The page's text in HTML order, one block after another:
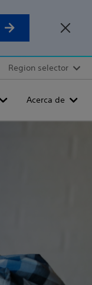
Region selector
Acerca de